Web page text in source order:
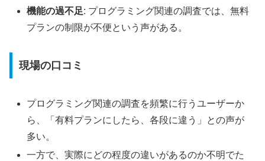
機能の過不足: プログラミング関連の調査では、無料
プランの制限が不便という声がある。
現場の口コミ
プログラミング関連の調査を頻繁に行うユーザーか
ら、「有料プランにしたら、各段に違う」との声が
多い。
一方で、実際にどの程度の違いがあるのか不明でた